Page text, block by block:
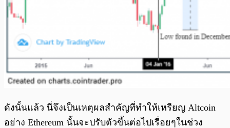
ดังนั้นแล้ว นี่จึงเป็นเหตุผลสำคัญที่ทำให้เหรียญ Altcoin
อย่าง Ethereum นั้นจะปรับตัวขึ้นต่อไปเรื่อยๆในช่วง